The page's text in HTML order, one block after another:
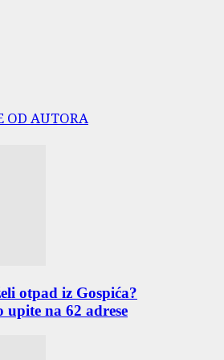
OD AUTORA
otpad iz Gospića?
na 62 adrese